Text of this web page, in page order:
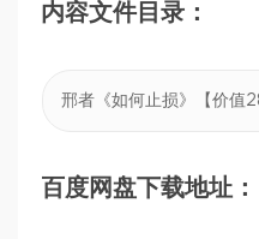
内容文件目录：
邢者《如何止损》【价值
百度网盘下载地址：